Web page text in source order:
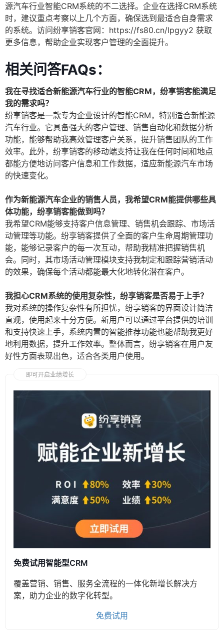
源汽车行业智能CRM系统的不二选择。企业在选择CRM系统
时，建议重点考察以上几个方面，确保选到最适合自身需求
的系统。访问纷享销客官网：https://fs80.cn/lpgyy2 获取
更多信息，帮助企业实现客户管理的全面提升。
相关问答FAQs：
我在寻找适合新能源汽车行业的智能CRM，纷享销客能满足
我的需求吗？
纷享销客是一款专为企业设计的智能CRM，特别适合新能源
汽车行业。它具备强大的客户管理、销售自动化和数据分析
功能，能够帮助我高效管理客户关系，提升销售团队的工作
效率。此外，纷享销客的移动端支持让我在任何时间和地点
都能方便地访问客户信息和工作数据，适应新能源汽车市场
的快速变化。
作为新能源汽车企业的销售人员，我希望CRM能提供哪些具
体功能，纷享销客能做到吗？
我希望CRM能够支持客户信息管理、销售机会跟踪、市场活
动管理等功能。纷享销客提供了全面的客户生命周期管理功
能，能够记录客户的每一次互动，帮助我精准把握销售机
会。同时，其市场活动管理模块支持我制定和跟踪营销活动
的效果，确保每个活动都能最大化地转化潜在客户。
我担心CRM系统的使用复杂性，纷享销客是否易于上手？
我对系统的操作复杂性有所担忧，纷享销客的界面设计简洁
直观，使用起来十分方便。新用户可以通过平台提供的培训
和支持快速上手，系统内置的智能推荐功能也能帮助我更好
地利用数据，提升工作效率。整体而言，纷享销客在用户友
好性方面表现出色，适合各类用户使用。
即可开启业绩增长
免费试用智能型CRM
覆盖营销、销售、服务全流程的一体化新增长解决方
案，助力企业的数字化转型。
免费试用